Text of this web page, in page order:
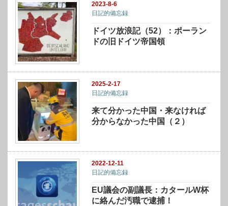
2023-8-6
日記的備忘録
ドイツ放浪記（52）：ポーラン
ドの旧ドイツ帝国領
2025-2-17
日記的備忘録
来て分かった中国・来なければ
分からなかった中国（２）
2022-12-11
日記的備忘録
EU議会の副議長：カタールW杯
に絡んだ汚職で逮捕！